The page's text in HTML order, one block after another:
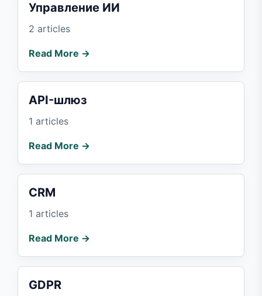
Управление ИИ
2 articles
Read More →
API-шлюз
1 articles
Read More →
CRM
1 articles
Read More →
GDPR